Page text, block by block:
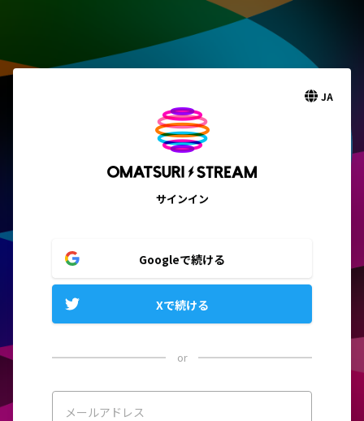
JA
サインイン
Googleで続ける
Xで続ける
or
メールアドレス